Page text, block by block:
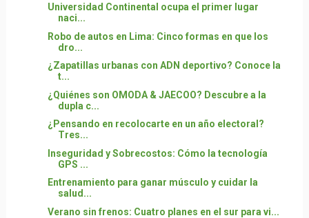
Universidad Continental ocupa el primer lugar
naci...
Robo de autos en Lima: Cinco formas en que los
dro...
¿Zapatillas urbanas con ADN deportivo? Conoce la
t...
¿Quiénes son OMODA & JAECOO? Descubre a la
dupla c...
¿Pensando en recolocarte en un año electoral?
Tres...
Inseguridad y Sobrecostos: Cómo la tecnología
GPS ...
Entrenamiento para ganar músculo y cuidar la
salud...
Verano sin frenos: Cuatro planes en el sur para vi...